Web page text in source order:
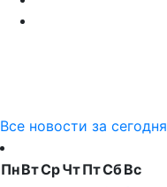
Все новости за сегодня
ПнВтСрЧтПтСбВс